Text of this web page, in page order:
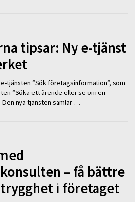
tipsar: Ny e-tjänst
tjänsten ”Sök företagsinformation”, som
”Söka ett ärende eller se om en
Den nya tjänsten samlar …
– få bättre
i företaget